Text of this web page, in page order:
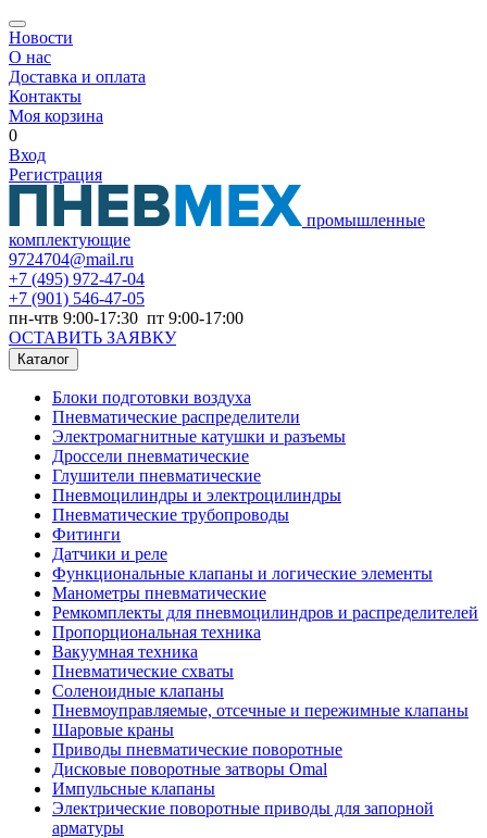
Новости
О нас
Доставка и оплата
Контакты
Моя корзина
0
Вход
Регистрация
промышленные
комплектующие
9724704@mail.ru
+7 (495) 972-47-04
+7 (901) 546-47-05
пн-чтв 9:00-17:30 пт 9:00-17:00
ОСТАВИТЬ ЗАЯВКУ
Каталог
Блоки подготовки воздуха
Пневматические распределители
Электромагнитные катушки и разъемы
Дроссели пневматические
Глушители пневматические
Пневмоцилиндры и электроцилиндры
Пневматические трубопроводы
Фитинги
Датчики и реле
Функциональные клапаны и логические элементы
Манометры пневматические
Ремкомплекты для пневмоцилиндров и распределителей
Пропорциональная техника
Вакуумная техника
Пневматические схваты
Соленоидные клапаны
Пневмоуправляемые, отсечные и пережимные клапаны
Шаровые краны
Приводы пневматические поворотные
Дисковые поворотные затворы Omal
Импульсные клапаны
Электрические поворотные приводы для запорной
арматуры